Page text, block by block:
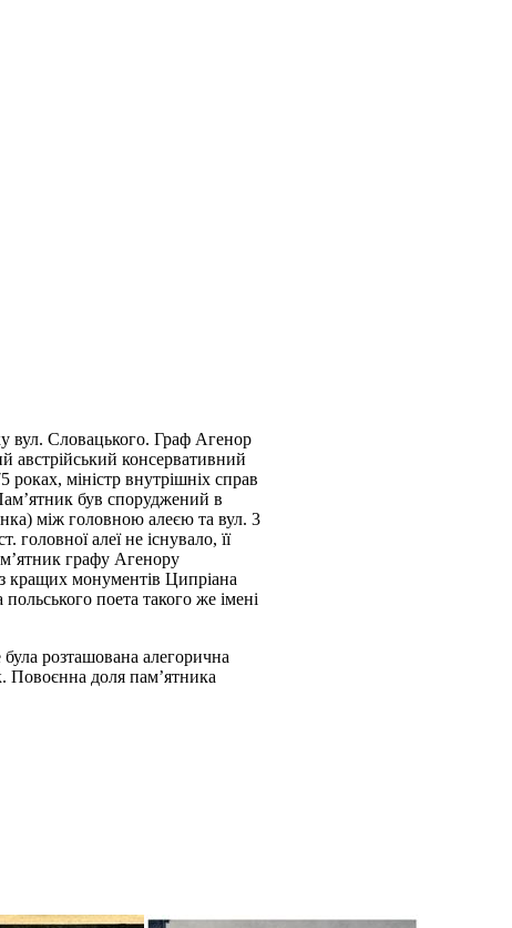
вул. Словацького. Граф Агенор
австрійський консервативний
міністр внутрішніх справ
був споруджений в
між головною алеєю та вул. 3
алеї не існувало, її
графу Агенору
кращих монументів Ципріана
поета такого же імені
розташована алегорична
Повоєнна доля пам’ятника